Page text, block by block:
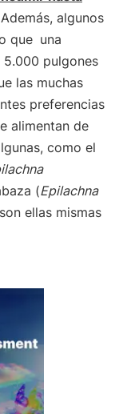
algunos
que una
pulgones
las muchas
preferencias
alimentan de
como el
(Epilachna
ellas mismas